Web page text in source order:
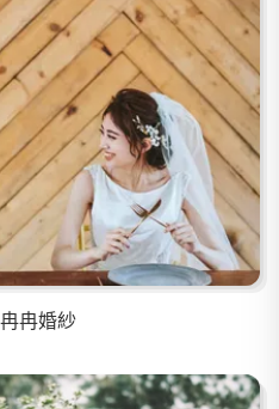
冉婚紗